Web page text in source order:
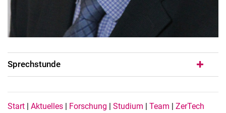
Sprechstunde
Start | Aktuelles | Forschung | Studium | Team | ZerTech